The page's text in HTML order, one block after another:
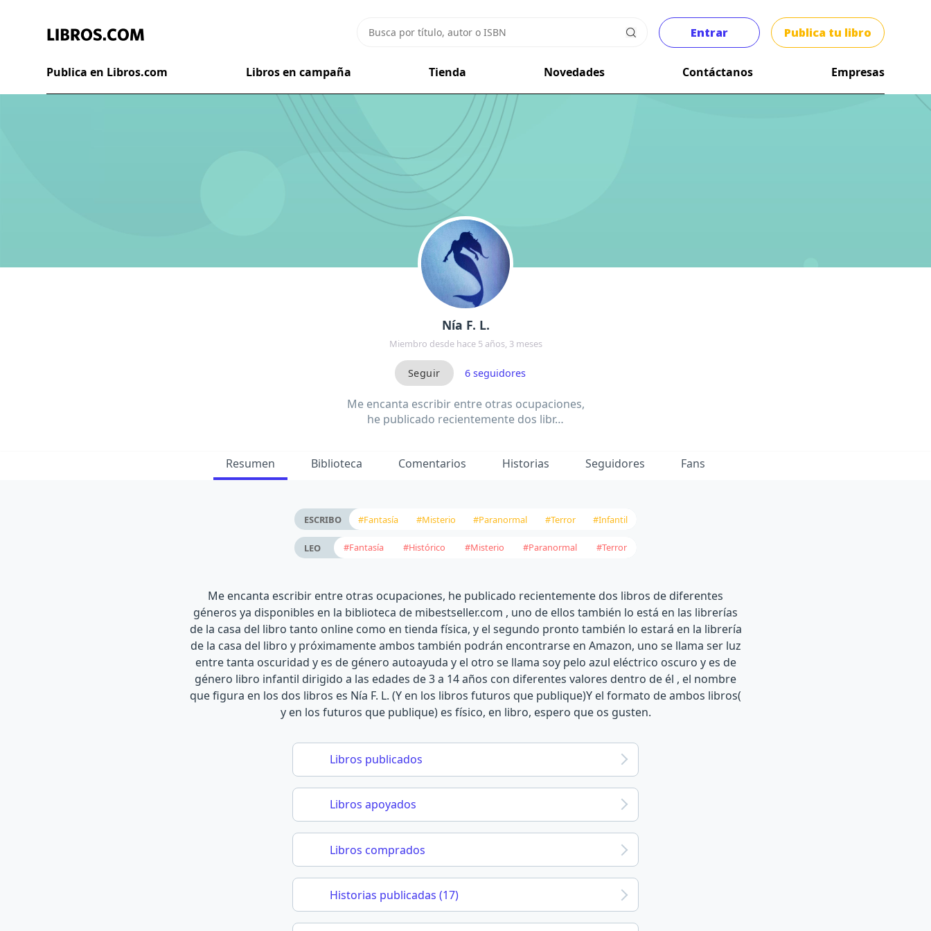
Entrar Publica tu libro
Publica en Libros.com Libros en campaña Tienda Novedades Contáctanos Empresas
Nía F. L.
Miembro desde hace 5 años, 3 meses
6seguidores
Me encanta escribir entre otras ocupaciones,
he publicado recientemente dos libr…
Resumen Biblioteca Comentarios Historias Seguidores Fans
ESCRIBO #Fantasía #Misterio #Paranormal #Terror #Infantil
LEO #Fantasía #Histórico #Misterio #Paranormal #Terror
Me encanta escribir entre otras ocupaciones, he publicado recientemente dos libros de diferentes
géneros ya disponibles en la biblioteca de mibestseller.com , uno de ellos también lo está en las librerías
de la casa del libro tanto online como en tienda física, y el segundo pronto también lo estará en la librería
de la casa del libro y próximamente ambos también podrán encontrarse en Amazon, uno se llama ser luz
entre tanta oscuridad y es de género autoayuda y el otro se llama soy pelo azul eléctrico oscuro y es de
género libro infantil dirigido a las edades de 3 a 14 años con diferentes valores dentro de él , el nombre
que figura en los dos libros es Nía F. L. (Y en los libros futuros que publique)Y el formato de ambos libros(
y en los futuros que publique) es físico, en libro, espero que os gusten.
Libros publicados
Libros apoyados
Libros comprados
Historias publicadas (17)